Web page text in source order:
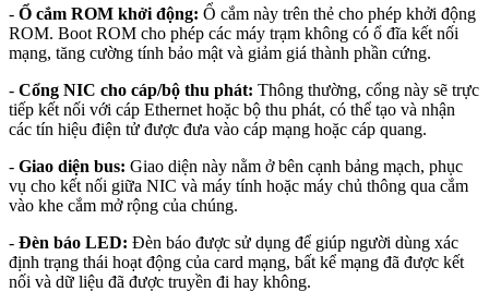
- Ổ cắm ROM khởi động: Ổ cắm này trên thẻ cho phép khởi động
ROM. Boot ROM cho phép các máy trạm không có ổ đĩa kết nối
mạng, tăng cường tính bảo mật và giảm giá thành phần cứng.
- Cổng NIC cho cáp/bộ thu phát: Thông thường, cổng này sẽ trực
tiếp kết nối với cáp Ethernet hoặc bộ thu phát, có thể tạo và nhận
các tín hiệu điện tử được đưa vào cáp mạng hoặc cáp quang.
- Giao diện bus: Giao diện này nằm ở bên cạnh bảng mạch, phục
vụ cho kết nối giữa NIC và máy tính hoặc máy chủ thông qua cắm
vào khe cắm mở rộng của chúng.
- Đèn báo LED: Đèn báo được sử dụng để giúp người dùng xác
định trạng thái hoạt động của card mạng, bất kể mạng đã được kết
nối và dữ liệu đã được truyền đi hay không.